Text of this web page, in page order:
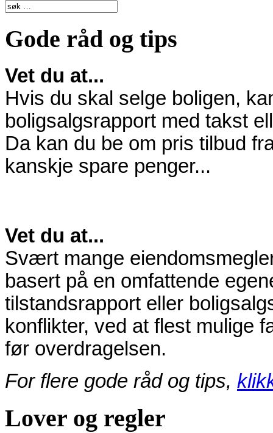
Gode råd og tips
Vet du at...
Hvis du skal selge boligen,
boligsalgsrapport med takst
Da kan du be om pris tilbud
kanskje spare penger...
Vet du at...
Svært mange
basert på en omfattende
tilstandsrapport eller
konflikter, ved at flest mulige
før overdragelsen.
For flere gode råd og tips,
Lover og regler